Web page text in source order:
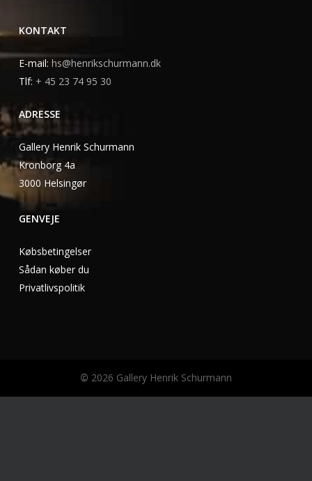
KONTAKT
E-mail: hs@henrikschurmann.dk
Tlf: + 45 23 74 95 30
ADRESSE
Gallery Henrik Schurmann
Kronborg 4a
3000 Helsingør
GENVEJE
Købsbetingelser
Sådan køber du
Privatlivspolitik
© 2026 Gallery Henrik Schurmann